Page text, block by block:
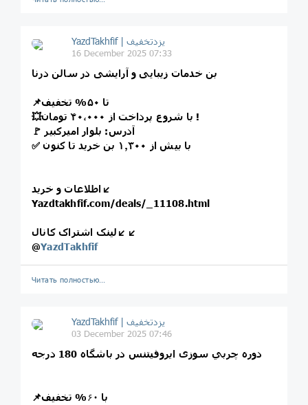
16 December 2025 07:33
بن خدمات زیبایی و آرایشی در سالن درنا
📌تا ۵۰% تخفیف
💥با شروع پرداخت از ۴۰،۰۰۰ تومان !
🚩 آدرس: بلوار امیرکبیر
✅ با بیش از ۱٫۳۰۰ بن خرید تا کنون
اطلاعات و خرید↙️
Yazdtakhfif.com/deals/_11108.html
لینک اشتراک کانال↙️↙️
@YazdTakhfif
Читать полностью…
03 December 2025 07:46
دوره چربي سوزی ايروفیتنس در باشگاه 180 درجه
📌با ۶۰% تخفیف